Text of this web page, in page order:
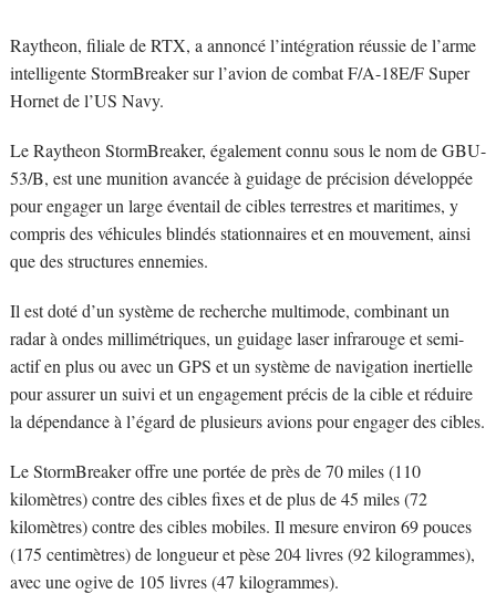
Raytheon, filiale de RTX, a annoncé l’intégration réussie de l’arme
intelligente StormBreaker sur l’avion de combat F/A-18E/F Super
Hornet de l’US Navy.
Le Raytheon StormBreaker, également connu sous le nom de GBU-
53/B, est une munition avancée à guidage de précision développée
pour engager un large éventail de cibles terrestres et maritimes, y
compris des véhicules blindés stationnaires et en mouvement, ainsi
que des structures ennemies.
Il est doté d’un système de recherche multimode, combinant un
radar à ondes millimétriques, un guidage laser infrarouge et semi-
actif en plus ou avec un GPS et un système de navigation inertielle
pour assurer un suivi et un engagement précis de la cible et réduire
la dépendance à l’égard de plusieurs avions pour engager des cibles.
Le StormBreaker offre une portée de près de 70 miles (110
kilomètres) contre des cibles fixes et de plus de 45 miles (72
kilomètres) contre des cibles mobiles. Il mesure environ 69 pouces
(175 centimètres) de longueur et pèse 204 livres (92 kilogrammes),
avec une ogive de 105 livres (47 kilogrammes).